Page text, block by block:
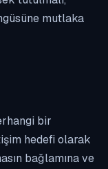
mutlaka
bir
hedefi olarak
bağlamına ve